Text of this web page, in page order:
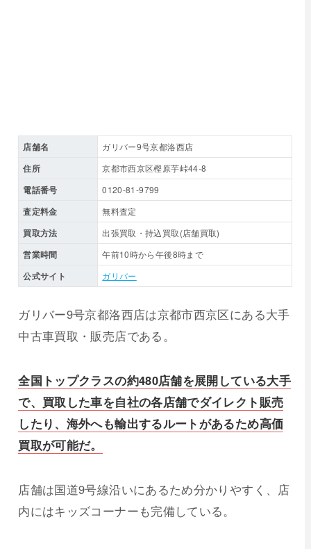
店舗名 ガリバー9号京都洛西店
住所 京都市西京区樫原芋峠44-8
電話番号 0120-81-9799
査定料金 無料査定
買取方法 出張買取・持込買取(店舗買取)
営業時間 午前10時から午後8時まで
公式サイト ガリバー
ガリバー9号京都洛西店は京都市西京区にある大手
中古車買取・販売店である。
全国トップクラスの約480店舗を展開している大手
で、買取した車を自社の各店舗でダイレクト販売
したり、海外へも輸出するルートがあるため高価
買取が可能だ。
店舗は国道9号線沿いにあるため分かりやすく、店
内にはキッズコーナーも完備している。